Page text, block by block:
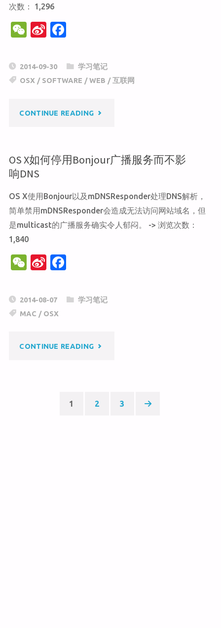
SSH
次数： 1,296
W
C
h
Si
a
W
b
c
e
o
2014-09-30
学习笔记
OSX / SOFTWARE /WEB /互联网
CONTINUE READING"BASH
洞"
OS X如何停用Bonjour广播服务而不影
响DNS
OS X使用Bonjour以及mDNSResponder处理DNS解析，
简单禁用mDNSResponder会造成无法访问网站域名，但
是multicast的广播服务确实令人郁闷。 -> 浏览次数：
1,840
W
C
h
Si
a
W
b
c
o
2014-08-07
学习笔记
MAC / OSX
CONTINUE READING"OS
1 2 3